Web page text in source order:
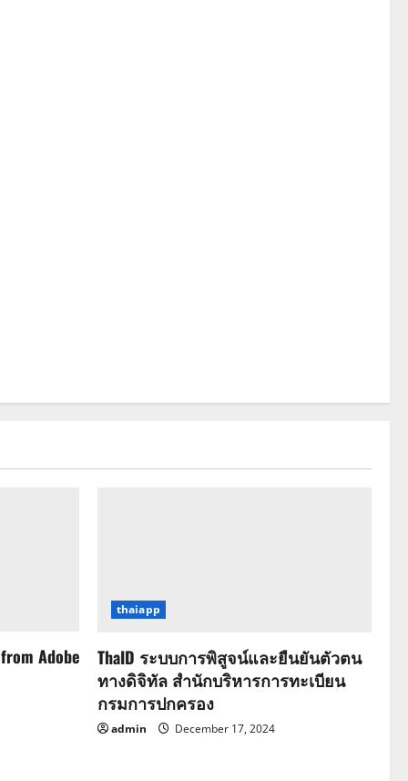
Adobe
thaiapp
ThaID ระบบการพิสูจน์และยืนยันตัวตน
ทางดิจิทัล สำนักบริหารการทะเบียน
กรมการปกครอง
admin December 17, 2024